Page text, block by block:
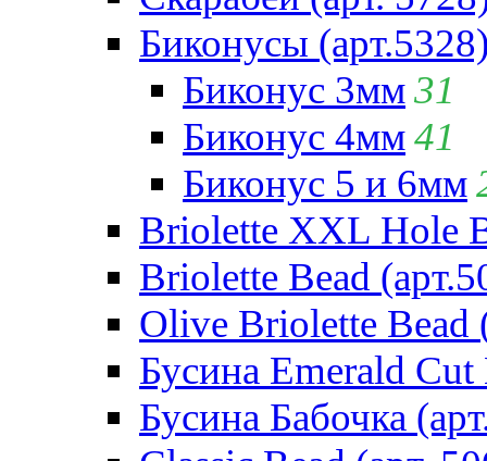
Биконусы
Биконус 3мм31
Биконус 4мм41
Биконус 5 и 6мм
Briolette XXL Hole
Briolette Bead
Olive Briolette Bead
Бусина Emerald Cut
Бусина Бабочка